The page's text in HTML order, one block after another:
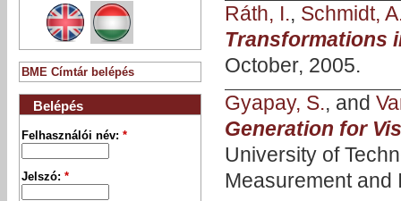
Ráth, I., Schmidt,
Transformations
October, 2005.
Gyapay, S., and
Generation for
University of
Measurement and
BME Címtár belépés
Belépés
Felhasználói név:*
Jelszó:*